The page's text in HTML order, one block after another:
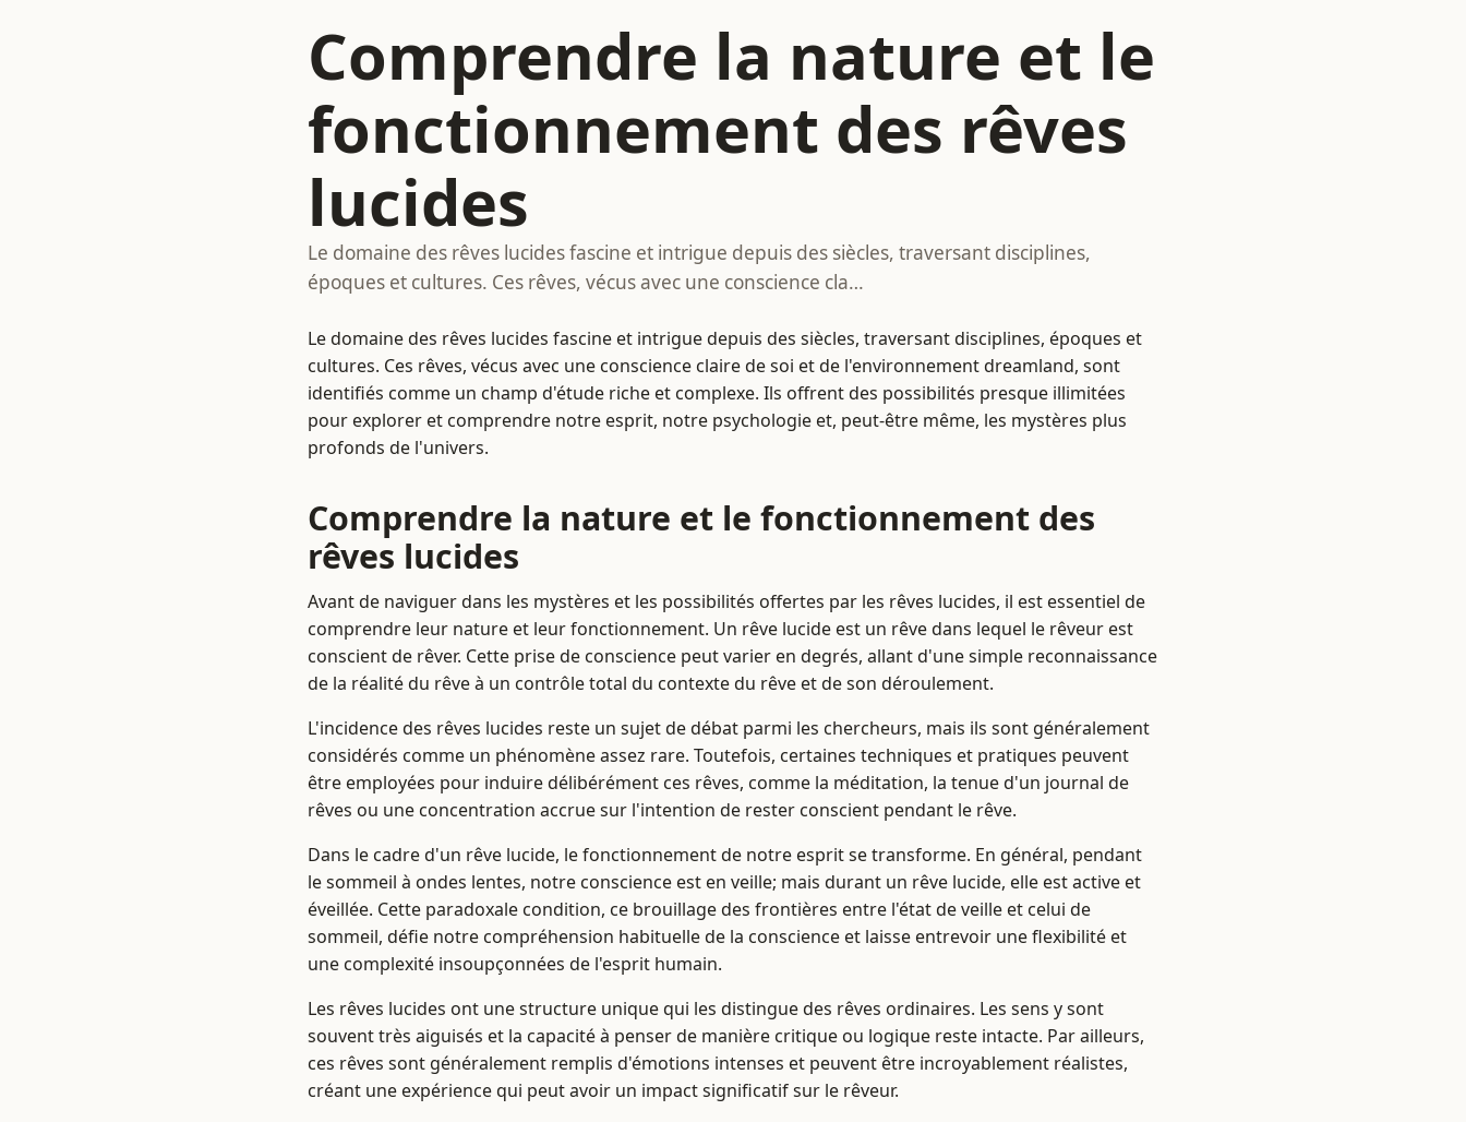
Comprendre la nature et le
fonctionnement des rêves
lucides
Le domaine des rêves lucides fascine et intrigue depuis des siècles, traversant disciplines,
époques et cultures. Ces rêves, vécus avec une conscience cla…
Le domaine des rêves lucides fascine et intrigue depuis des siècles, traversant disciplines, époques et
cultures. Ces rêves, vécus avec une conscience claire de soi et de l'environnement dreamland, sont
identifiés comme un champ d'étude riche et complexe. Ils offrent des possibilités presque illimitées
pour explorer et comprendre notre esprit, notre psychologie et, peut-être même, les mystères plus
profonds de l'univers.
Comprendre la nature et le fonctionnement des
rêves lucides
Avant de naviguer dans les mystères et les possibilités offertes par les rêves lucides, il est essentiel de
comprendre leur nature et leur fonctionnement. Un rêve lucide est un rêve dans lequel le rêveur est
conscient de rêver. Cette prise de conscience peut varier en degrés, allant d'une simple reconnaissance
de la réalité du rêve à un contrôle total du contexte du rêve et de son déroulement.
L'incidence des rêves lucides reste un sujet de débat parmi les chercheurs, mais ils sont généralement
considérés comme un phénomène assez rare. Toutefois, certaines techniques et pratiques peuvent
être employées pour induire délibérément ces rêves, comme la méditation, la tenue d'un journal de
rêves ou une concentration accrue sur l'intention de rester conscient pendant le rêve.
Dans le cadre d'un rêve lucide, le fonctionnement de notre esprit se transforme. En général, pendant
le sommeil à ondes lentes, notre conscience est en veille; mais durant un rêve lucide, elle est active et
éveillée. Cette paradoxale condition, ce brouillage des frontières entre l'état de veille et celui de
sommeil, défie notre compréhension habituelle de la conscience et laisse entrevoir une flexibilité et
une complexité insoupçonnées de l'esprit humain.
Les rêves lucides ont une structure unique qui les distingue des rêves ordinaires. Les sens y sont
souvent très aiguisés et la capacité à penser de manière critique ou logique reste intacte. Par ailleurs,
ces rêves sont généralement remplis d'émotions intenses et peuvent être incroyablement réalistes,
créant une expérience qui peut avoir un impact significatif sur le rêveur.